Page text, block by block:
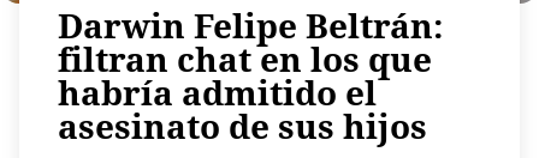
Más
Virales
Tecnología
Economía
Darwin Felipe Beltrán:
filtran chat en los que
habría admitido el
asesinato de sus hijos